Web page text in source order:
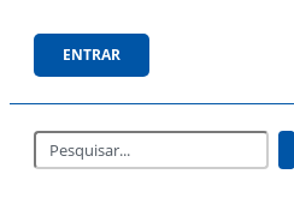
ENTRAR